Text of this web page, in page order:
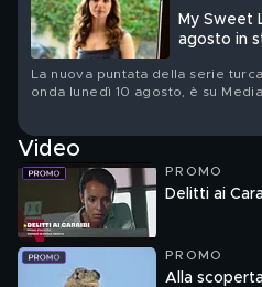
My Sweet
agosto in
La nuova puntata della serie
onda lunedì 10 agosto, è su
Video
PROMO
Delitti ai
PROMO
Alla